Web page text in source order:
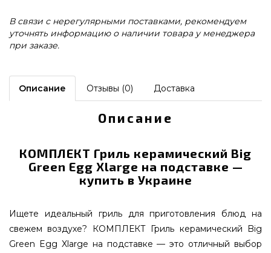
В связи с нерегулярными поставками, рекомендуем
уточнять информацию о наличии товара у менеджера
при заказе.
Описание Отзывы (0) Доставка
Описание
КОМПЛЕКТ Гриль керамический Big
Green Egg Xlarge на подставке —
купить в Украине
Ищете идеальный гриль для приготовления блюд на
свежем воздухе? КОМПЛЕКТ Гриль керамический Big
Green Egg Xlarge на подставке — это отличный выбор